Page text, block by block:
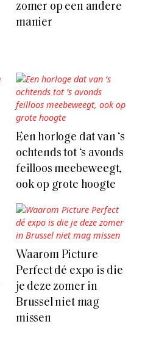
zomer op een andere
manier
Een horloge dat van ‘s
ochtends tot ‘s avonds
feilloos meebeweegt,
ook op grote hoogte
Waarom Picture
Perfect dé expo is die
je deze zomer in
Brussel niet mag
missen